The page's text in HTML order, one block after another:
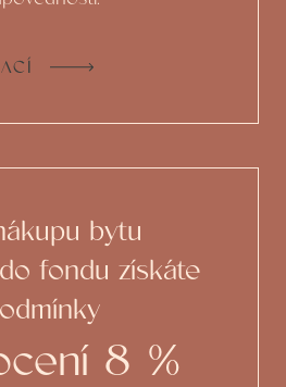
bytu
fondu získáte
8 %